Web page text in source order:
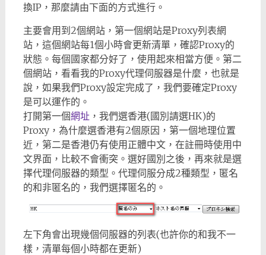
換IP，那麼請由下面的方式進行。
主要會用到2個網站，第一個網站是Proxy列表網
站，這個網站每1個小時會更新清單，確認Proxy的
狀態。每個國家都分好了，使用起來相當方便。第二
個網站，看看我的Proxy代理伺服器是什麼，也就是
說，如果我們Proxy設定完成了，我們要確定Proxy
是可以運作的。
打開第一個網址，我們選香港(國別請選HK)的
Proxy，為什麼選香港有2個原因，第一個地理位置
近，第二是香港仍有使用正體中文，在註冊時使用中
文界面，比較不會衝突。選好國別之後，再來就是選
擇代理伺服器的類型。代理伺服分成2種類型，匿名
的和非匿名的，我們選擇匿名的。
左下角會出現幾個伺服器的列表(也許你的和我不一
樣，清單每個小時都在更新)